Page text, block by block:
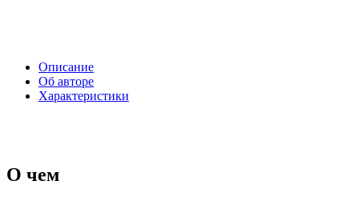
Описание
Об авторе
Характеристики
О чем